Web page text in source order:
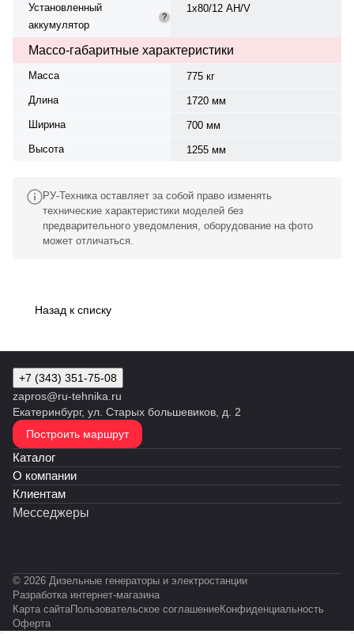
Установленный
аккумулятор
?
1х80/12 AH/V
Массо-габаритные характеристики
Масса
775 кг
Длина
1720 мм
Ширина
700 мм
Высота
1255 мм
РУ-Техника оставляет за собой право изменять
технические характеристики моделей без
предварительного уведомления, оборудование на фото
может отличаться.
Назад к списку
+7 (343) 351-75-08
zapros@ru-tehnika.ru
Екатеринбург, ул. Старых большевиков, д. 2
Построить маршрут
Каталог
О компании
Клиентам
Месседжеры
© 2026 Дизельные генераторы и электростанции
Разработка интернет-магазина
Карта сайтаПользовательское соглашениеКонфиденциальность
Оферта